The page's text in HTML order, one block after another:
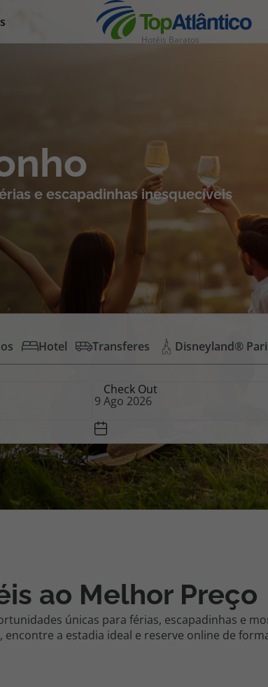
Hotéis Baratos
e escapadinhas inesquecíveis
Hotel Transferes Disneyland®
Check Out
ao Melhor Preço
únicas para férias, escapadinhas e
a estadia ideal e reserve online de